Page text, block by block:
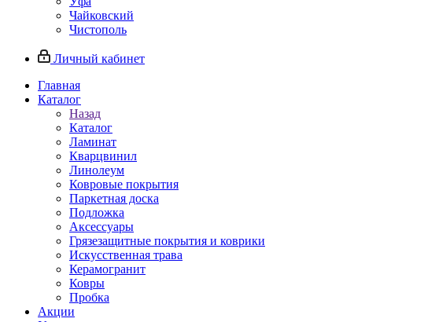
Чайковский
Чистополь
Личный кабинет
Главная
Каталог
Назад
Каталог
Ламинат
Кварцвинил
Линолеум
Ковровые покрытия
Паркетная доска
Подложка
Аксессуары
Грязезащитные покрытия и коврики
Искусственная трава
Керамогранит
Ковры
Пробка
Акции